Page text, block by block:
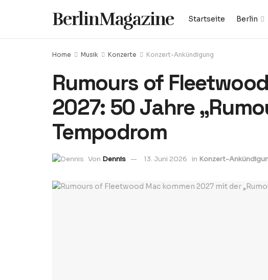
BerlinMagazine Startseite Berlin
Home Musik Konzerte Konzert-Ankündigung
Rumours of
2027: 50 Jahre
Tempodrom
Von Dennis 13. Juni 2026 in Konzert-